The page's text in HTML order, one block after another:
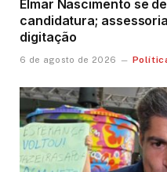
Elmar Nascimento se
candidatura;
digitação
6 de agosto de 2026